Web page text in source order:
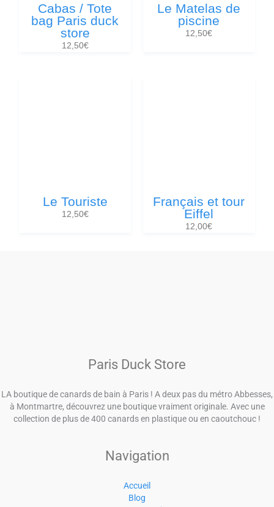
Cabas / Tote
bag Paris duck
store
12,50€
Le Matelas de
piscine
12,50€
Le Touriste
12,50€
Français et tour
Eiffel
12,00€
Paris Duck Store
LA boutique de canards de bain à Paris ! A deux pas du métro Abbesses,
à Montmartre, découvrez une boutique vraiment originale. Avec une
collection de plus de 400 canards en plastique ou en caoutchouc !
Navigation
Accueil
Blog